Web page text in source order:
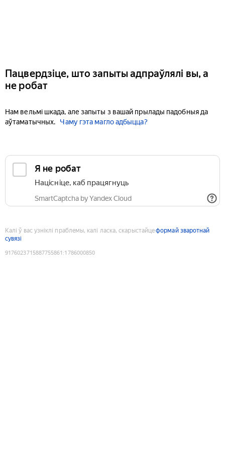
Пацвердзіце, што запыты адпраўлялі вы, а
не робат
Нам вельмі шкада, але запыты з вашай прылады падобныя да
аўтаматычных.
Чаму гэта магло адбыцца?
Я не робат
Націсніце, каб працягнуць
SmartCaptcha by Yandex Cloud
Калі ў вас узніклі праблемы, калі ласка, скарыстайцеформай зваротнай
сувязі
9176023715887755861 :1786000850